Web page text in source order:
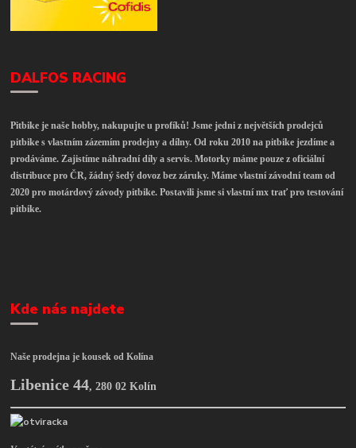
DALFOS RACING
Pitbike je naše hobby, nakupujte u profíků! Jsme jedni z největších prodejců
pitbike s vlastním zázemím prodejny a dílny. Od roku 2010 na pitbike jezdíme a
prodáváme. Zajistíme náhradní díly a servis. Motorky máme pouze z oficiální
distribuce pro ČR, žádný šedý dovoz bez záruky. Máme vlastní závodní team od
2020 pro motárdový závody pitbike. Postavili jsme si vlastní mx trať pro testování
pitbike.
Kde nás najdete
Naše prodejna je kousek od Kolína
Libenice 44,280 02 Kolín